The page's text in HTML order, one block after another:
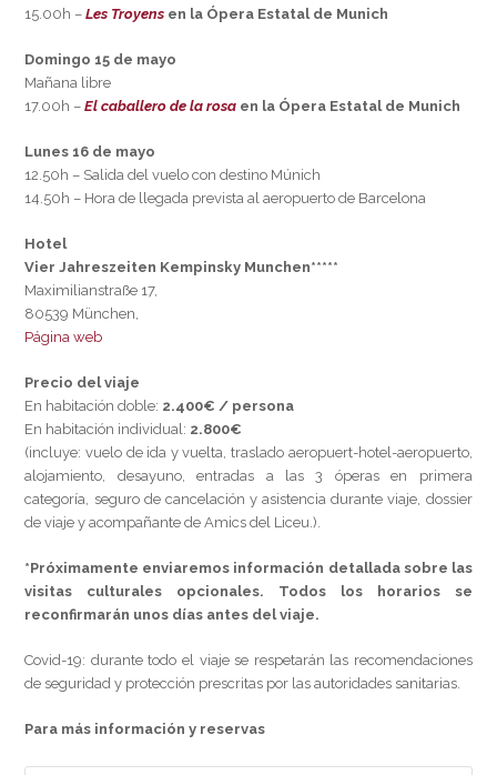
15.00h –Les Troyens en la Ópera Estatal de Munich
Domingo 15 de mayo
Mañana libre
17.00h – El caballero de la rosa en la Ópera Estatal de Munich
Lunes 16 de mayo
12.50h – Salida del vuelo con destino Múnich
14.50h – Hora de llegada prevista al aeropuerto de Barcelona
Hotel
Vier Jahreszeiten Kempinsky Munchen*****
Maximilianstraße 17,
80539 München,
Página web
Precio del viaje
En habitación doble: 2.400€ / persona
En habitación individual: 2.800€
(incluye: vuelo de ida y vuelta, traslado aeropuert-hotel-aeropuerto,
alojamiento, desayuno, entradas a las 3 óperas en primera
categoría, seguro de cancelación y asistencia durante viaje, dossier
de viaje y acompañante de Amics del Liceu.).
*Próximamente enviaremos información detallada sobre las
visitas culturales opcionales. Todos los horarios se
reconfirmarán unos días antes del viaje.
Covid-19: durante todo el viaje se respetarán las recomendaciones
de seguridad y protección prescritas por las autoridades sanitarias.
Para más información y reservas